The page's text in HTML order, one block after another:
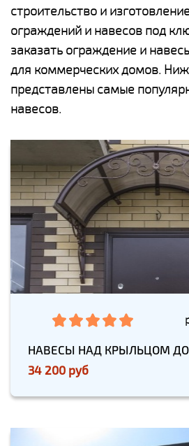
строительство и
ограждений и навесов под
заказать ограждение и
для коммерческих домов.
представлены самые
навесов.
НАВЕСЫ НАД КРЫЛЬЦОМ
34 200 руб